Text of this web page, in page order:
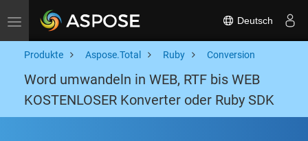
Toggle navigation Deutsch
Produkte Aspose.Total Ruby Conversion
Word umwandeln in WEB, RTF bis WEB
KOSTENLOSER Konverter oder Ruby SDK